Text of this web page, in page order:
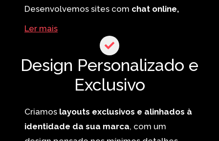
Desenvolvemos sites com chat online,
pop-ups inteligentes, integração com e-
mail marketing, redes sociais, Google
Analytics e meios de pagamento digital
Seu site será uma verdadeira máquina de
conversão, otimizando a jornada do
Ler mais
Design Personalizado e
Exclusivo
Criamos layouts exclusivos e alinhados à
identidade da sua marca, com um